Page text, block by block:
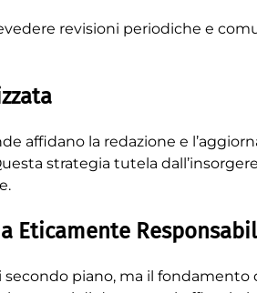
revisioni periodiche e
affidano la redazione e
strategia tutela
Eticamente
piano, ma il fondamento